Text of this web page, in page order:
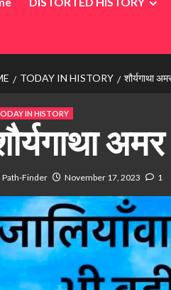
TODAY IN HISTORY शौर्यगाथा
IN HISTORY
Path-Finder November 17, 2023 1